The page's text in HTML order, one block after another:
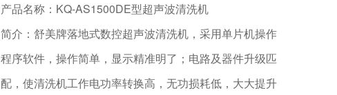
产品名称：KQ-AS1500DE型超声波清洗机
简介：舒美牌落地式数控超声波清洗机，采用单片机操作
程序软件，操作简单，显示精准明了；电路及器件升级匹
配，使清洗机工作电功率转换高，无功损耗低，大大提升